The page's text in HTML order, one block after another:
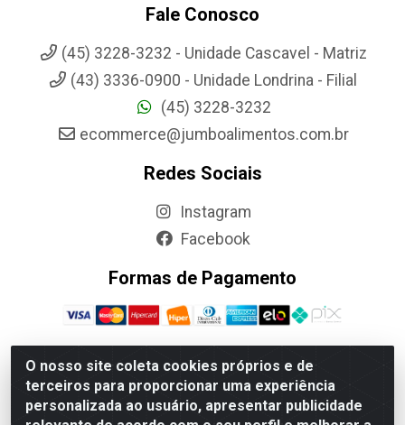
O nosso site coleta cookies próprios e de
terceiros para proporcionar uma experiência
personalizada ao usuário, apresentar publicidade
Fale Conosco
(45) 3228-3232 - Unidade Cascavel - Matriz
(43) 3336-0900 - Unidade Londrina - Filial
(45) 3228-3232
ecommerce@jumboalimentos.com.br
Redes Sociais
Instagram
Facebook
Formas de Pagamento
Jumbo Alimentos Cascavel - Matriz - Rua Itatiba Do Sul, 161 -
Santos Dumont, Cascavel-PR - CEP 85804-700- CNPJ